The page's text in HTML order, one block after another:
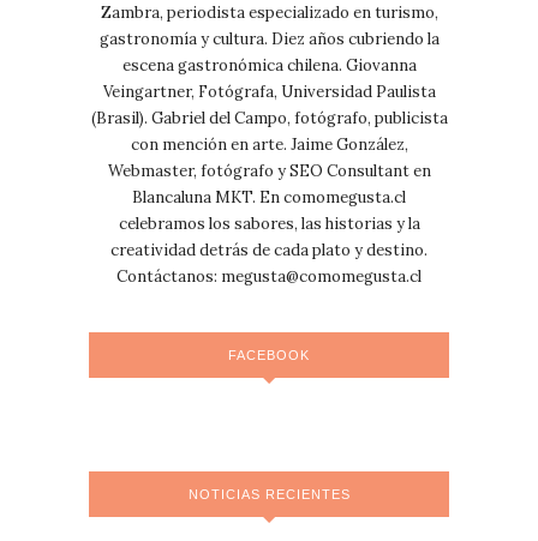
Zambra, periodista especializado en turismo,
gastronomía y cultura. Diez años cubriendo la
escena gastronómica chilena. Giovanna
Veingartner, Fotógrafa, Universidad Paulista
(Brasil). Gabriel del Campo, fotógrafo, publicista
con mención en arte. Jaime González,
Webmaster, fotógrafo y SEO Consultant en
Blancaluna MKT. En comomegusta.cl
celebramos los sabores, las historias y la
creatividad detrás de cada plato y destino.
Contáctanos: megusta@comomegusta.cl
FACEBOOK
NOTICIAS RECIENTES